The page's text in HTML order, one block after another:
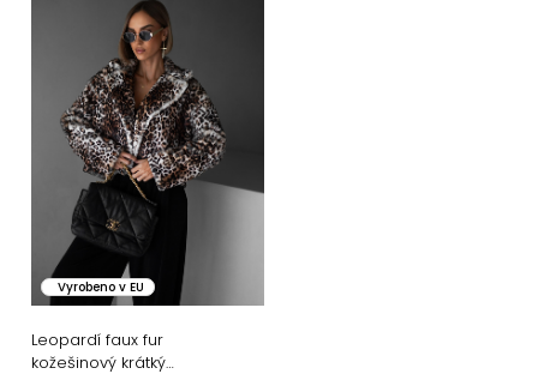
Vyrobeno v EU
Leopardí faux fur
kožešinový krátký